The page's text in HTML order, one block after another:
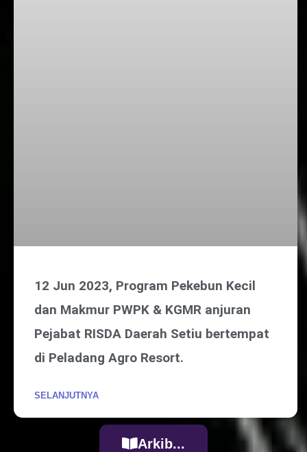
12 Jun 2023, Program Pekebun Kecil
dan Makmur PWPK & KGMR anjuran
Pejabat RISDA Daerah Setiu bertempat
di Peladang Agro Resort.
SELANJUTNYA
Arkib...